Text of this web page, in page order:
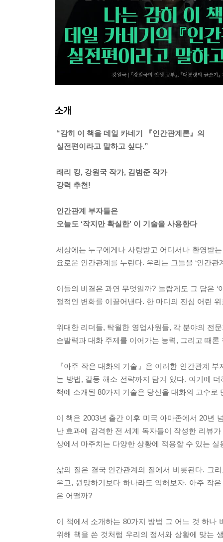
소개
“감히 이 책을 데일 카네기 『인간관계론』의
실전편이라고 말하고 싶다.”
래리 킹, 강원국 작가, 김범준 작가
강력 추천!
인간관계 부자들은
오늘도 ‘작지만 확실한’ 이 기술을 사용한다
세상에는 누구에게나 사랑받고 어디서나 환영받
요로운 인간관계를 누린다. 우리는 그들을 ‘인간관
이들의 비결은 과연 무엇일까? 놀랍게도 그 답은
정적인 변화를 이끌어낸다. 한 마디의 진심 어린
위대한 리더들, 탁월한 영업사원들, 각 분야의 전
순발력과 대화 주제를 이어가는 능력, 그리고 때
『아주 작은 대화의 기술』은 이러한 인간관계
는 방법, 갈등 해소 전략까지 담겨 있다. 여기에
책에 소개된 80가지 기술은 당신을 대화의 고수로
이 책은 2003년 출간 이후 미국 아마존에서 20년
난 효과에 감격한 전 세계 독자들이 작성한 리뷰
상에서 마주치는 다양한 상황에 적용할 수 있는
삶의 질은 결국 인간관계의 질에서 비롯된다. 그
우고, 원망하기보다 하나라도 익혀보자. 아주 작
은 어떨까?
이 책에서 소개하는 80가지 방법 그 어느 것 하나
위해 책을 쓴 것처럼 우리의 정서와 상황에 맞는